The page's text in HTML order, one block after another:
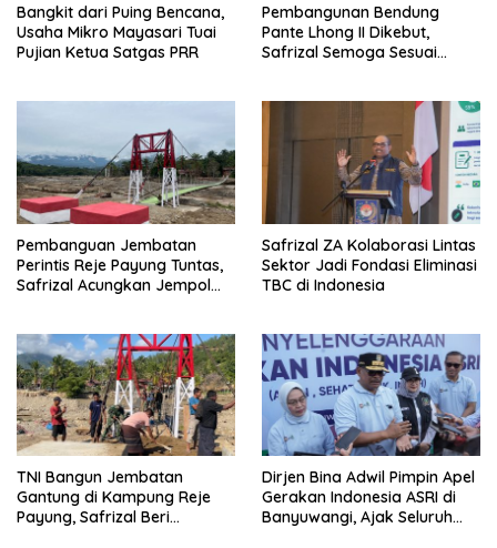
Bangkit dari Puing Bencana,
Usaha Mikro Mayasari Tuai
Pujian Ketua Satgas PRR
Pembangunan Bendung
Pante Lhong II Dikebut,
Safrizal Semoga Sesuai
Pembanguan Jembatan
Perintis Reje Payung Tuntas,
Safrizal Acungkan Jempol
Safrizal ZA Kolaborasi Lintas
Sektor Jadi Fondasi Eliminasi
TBC di Indonesia
TNI Bangun Jembatan
Gantung di Kampung Reje
Payung, Safrizal Beri
Dirjen Bina Adwil Pimpin Apel
Gerakan Indonesia ASRI di
Banyuwangi, Ajak Seluruh